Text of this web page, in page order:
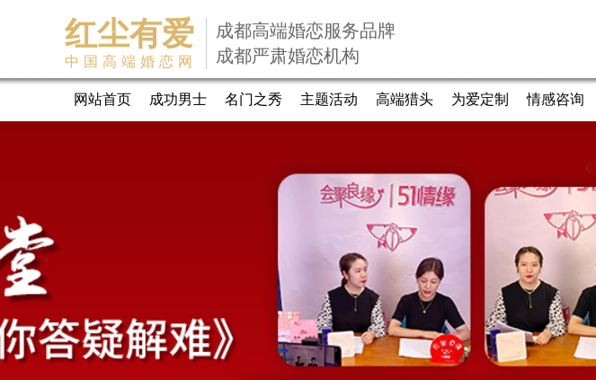
红尘有爱
中国高端婚恋网
成都高端婚恋服务品牌
成都严肃婚恋机构
网站首页 成功男士 名门之秀 主题活动 高端猎头 为爱定制 情感咨询